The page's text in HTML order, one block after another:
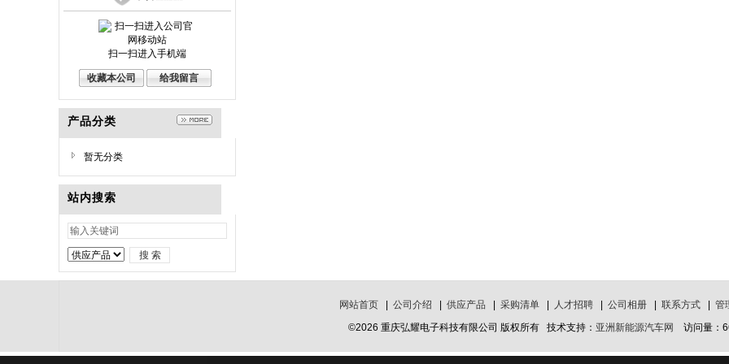
扫一扫进入手机端
收藏本公司 给我留言
产品分类
暂无分类
站内搜索
网站首页 公司介绍 供应产品 采购清单 人才招聘 公司相册 联系方式
管
©2026 重庆弘耀电子科技有限公司 版权所有 技术支持： 亚洲新能源汽车网 访问量：